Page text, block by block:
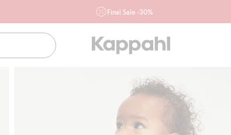
Final Sale -30%
ofertę, również z działu outlet do 10.8 w sklepach Kappahl i
Newbie oraz na kappahl.com. Ofert nie łączymy
Newbie